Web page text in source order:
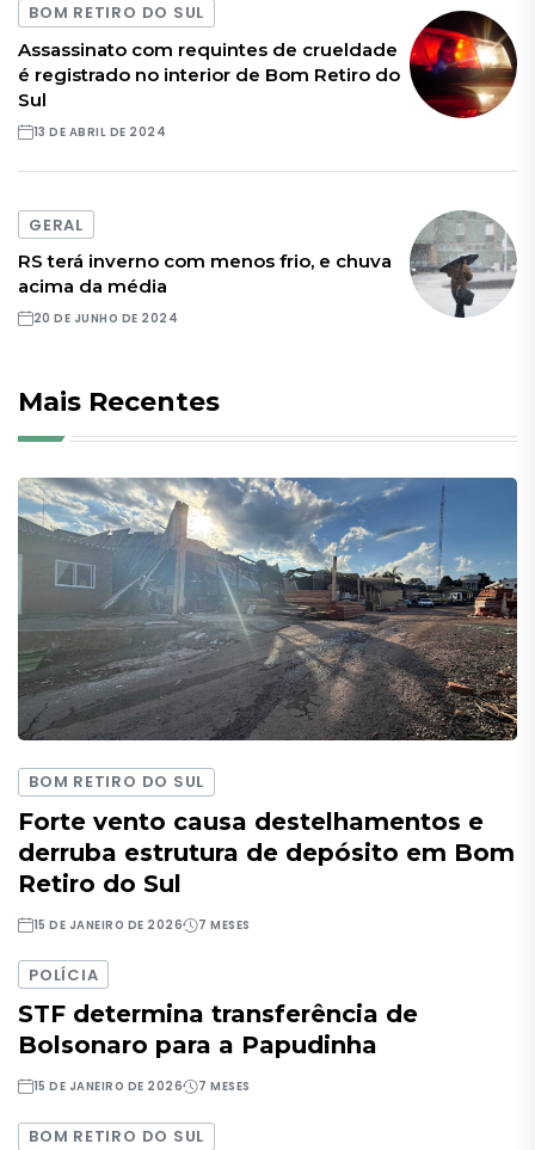
BOM RETIRO DO SUL
Assassinato com requintes de crueldade
é registrado no interior de Bom Retiro do
Sul
13 DE ABRIL DE 2024
GERAL
RS terá inverno com menos frio, e chuva
acima da média
20 DE JUNHO DE 2024
Mais Recentes
BOM RETIRO DO SUL
Forte vento causa destelhamentos e
derruba estrutura de depósito em Bom
Retiro do Sul
15 DE JANEIRO DE 2026 7 MESES
POLÍCIA
STF determina transferência de
Bolsonaro para a Papudinha
15 DE JANEIRO DE 2026 7 MESES
BOM RETIRO DO SUL